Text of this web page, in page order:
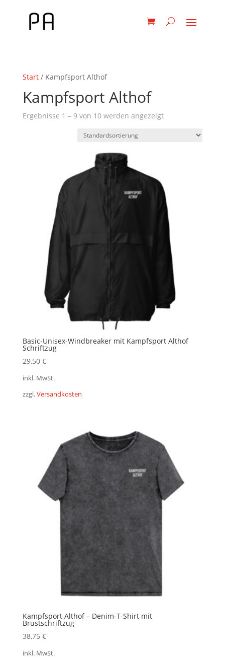
Start/ Kampfsport Althof
Kampfsport Althof
Ergebnisse 1 – 9 von 10 werden angezeigt
Basic-Unisex-Windbreaker mit Kampfsport Althof
Schriftzug
29,50 €
inkl. MwSt.
zzgl.Versandkosten
Kampfsport Althof – Denim-T-Shirt mit
Brustschriftzug
38,75 €
inkl. MwSt.